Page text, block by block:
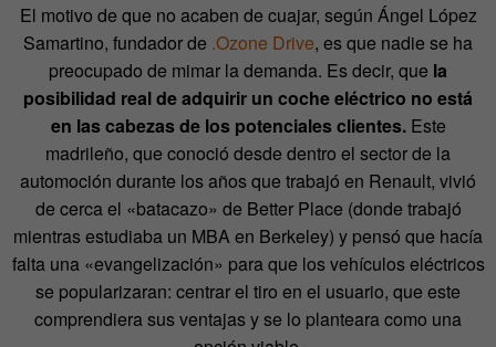
El motivo de que no acaben de cuajar, según Ángel López
Samartino, fundador de .Ozone Drive, es que nadie se ha
preocupado de mimar la demanda. Es decir, que la
posibilidad real de adquirir un coche eléctrico no está
en las cabezas de los potenciales clientes.Este
madrileño, que conoció desde dentro el sector de la
automoción durante los años que trabajó en Renault, vivió
de cerca el «batacazo» de Better Place (donde trabajó
mientras estudiaba un MBA en Berkeley) y pensó que hacía
falta una «evangelización» para que los vehículos eléctricos
se popularizaran: centrar el tiro en el usuario, que este
comprendiera sus ventajas y se lo planteara como una